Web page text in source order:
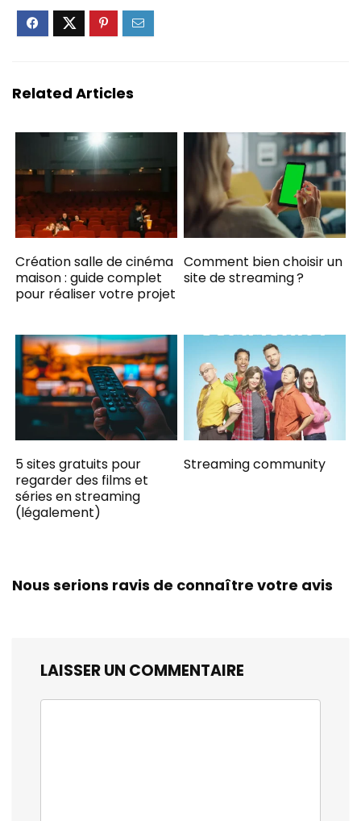
Related Articles
Création salle de cinéma
maison : guide complet
pour réaliser votre projet
Comment bien choisir un
site de streaming ?
5 sites gratuits pour
regarder des films et
séries en streaming
(légalement)
Streaming community
Nous serions ravis de connaître votre avis
LAISSER UN COMMENTAIRE